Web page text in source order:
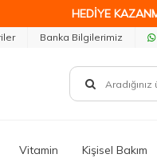
HEDİYE
Banka Bilgilerimiz
Vitamin Kişisel Bakım